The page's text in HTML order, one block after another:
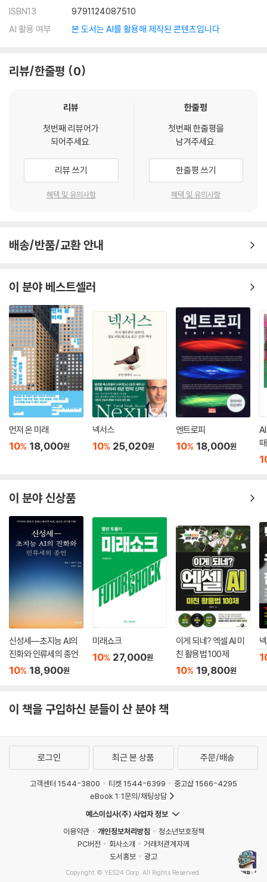
ISBN13
9791124087510
AI 활용 여부
본 도서는 AI를 활용해 제작된 콘텐츠입니다.
리뷰/한줄평 0
리뷰
첫번째 리뷰어가
되어주세요.
리뷰 쓰기
혜택 및 유의사항
한줄평
첫번째 한줄평을
남겨주세요.
한줄평 쓰기
혜택 및 유의사항
배송/반품/교환 안내
이 분야 베스트셀러
먼저 온 미래
10% 18,000원
넥서스
10% 25,020원
엔트로피
10% 18,000원
때
이 분야 신상품
신성세―초지능 AI의
진화와 인류세의 종언
10% 18,900원
미래쇼크
10% 27,000원
이게 되네? 엑셀 AI 미
친 활용법 100제
10% 19,800원
이 책을 구입하신 분들이 산 분야 책
로그인 최근 본 상품 주문/배송
고객센터 1544-3800 티켓 1544-6399
중고샵 1566-4295
eBook 1:1문의/채팅상담
예스이십사(주) 사업자 정보
이용약관
개인정보처리방침
청소년보호정책
PC버전
회사소개
거래처관계자께
도서홍보
광고
Copyright © YES24 Corp. All Rights Reserved.